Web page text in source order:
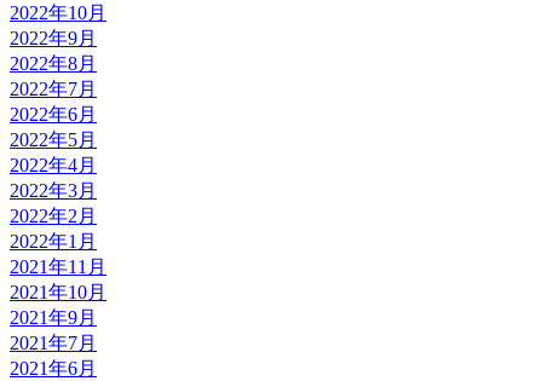
2022年10月
2022年9月
2022年8月
2022年7月
2022年6月
2022年5月
2022年4月
2022年3月
2022年2月
2022年1月
2021年11月
2021年10月
2021年9月
2021年7月
2021年6月